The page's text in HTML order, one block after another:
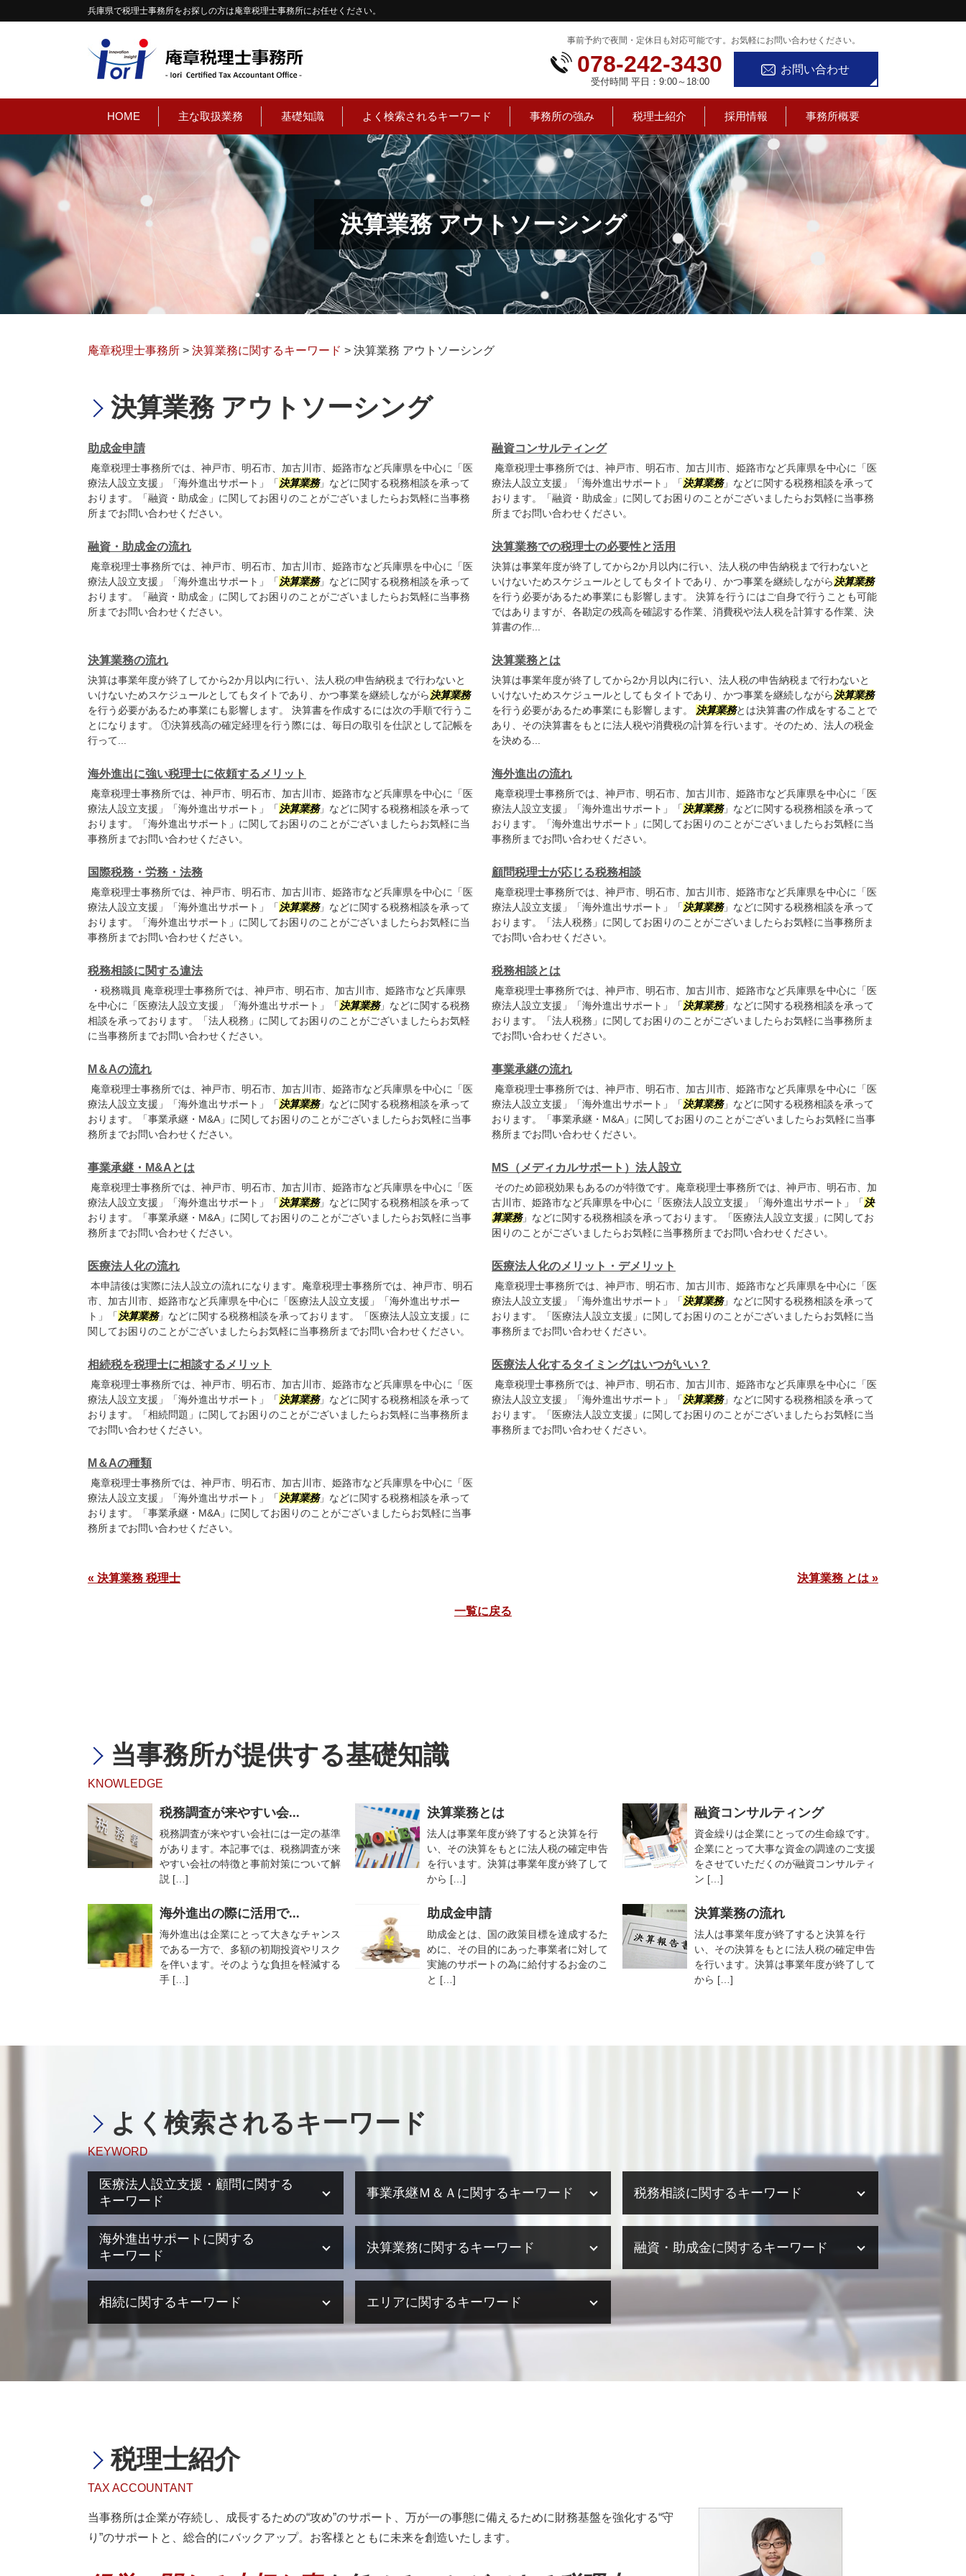
決算業務 アウトソーシング
兵庫県で税理士事務所をお探しの方は庵章税理士事務所にお任せください。
事前予約で夜間・定休日も対応可能です。お気軽にお問い合わせください。
078-242-3430
受付時間 平日：9:00～18:00
お問い合わせ
HOME 主な取扱業務 基礎知識 よく検索されるキーワード 事務所の強み 税理士紹介 採用情報 事務所概要
庵章税理士事務所 > 決算業務に関するキーワード > 決算業務 アウトソーシング
決算業務 アウトソーシング
助成金申請
庵章税理士事務所では、神戸市、明石市、加古川市、姫路市など兵庫県を中心に「医
療法人設立支援」「海外進出サポート」「 決算業務」などに関する税務相談を承って
おります。「融資・助成金」に関してお困りのことがございましたらお気軽に当事務
所までお問い合わせください。
融資コンサルティング
庵章税理士事務所では、神戸市、明石市、加古川市、姫路市など兵庫県を中心に「医
療法人設立支援」「海外進出サポート」「 決算業務」などに関する税務相談を承って
おります。「融資・助成金」に関してお困りのことがございましたらお気軽に当事務
所までお問い合わせください。
融資・助成金の流れ
庵章税理士事務所では、神戸市、明石市、加古川市、姫路市など兵庫県を中心に「医
療法人設立支援」「海外進出サポート」「 決算業務」などに関する税務相談を承って
おります。「融資・助成金」に関してお困りのことがございましたらお気軽に当事務
所までお問い合わせください。
決算業務での税理士の必要性と活用
決算は事業年度が終了してから2か月以内に行い、法人税の申告納税まで行わないと
いけないためスケジュールとしてもタイトであり、かつ事業を継続しながら 決算業務
を行う必要があるため事業にも影響します。 決算を行うにはご自身で行うことも可能
ではありますが、各勘定の残高を確認する作業、消費税や法人税を計算する作業、決
算書の作...
決算業務の流れ
決算は事業年度が終了してから2か月以内に行い、法人税の申告納税まで行わないと
いけないためスケジュールとしてもタイトであり、かつ事業を継続しながら 決算業務
を行う必要があるため事業にも影響します。 決算書を作成するには次の手順で行うこ
とになります。 ①決算残高の確定経理を行う際には、毎日の取引を仕訳として記帳を
行って...
決算業務とは
決算は事業年度が終了してから2か月以内に行い、法人税の申告納税まで行わないと
いけないためスケジュールとしてもタイトであり、かつ事業を継続しながら 決算業務
を行う必要があるため事業にも影響します。
決算業務とは決算書の作成をすることで
あり、その決算書をもとに法人税や消費税の計算を行います。そのため、法人の税金
を決める...
海外進出に強い税理士に依頼するメリット
庵章税理士事務所では、神戸市、明石市、加古川市、姫路市など兵庫県を中心に「医
療法人設立支援」「海外進出サポート」「 決算業務」などに関する税務相談を承って
おります。「海外進出サポート」に関してお困りのことがございましたらお気軽に当
事務所までお問い合わせください。
海外進出の流れ
庵章税理士事務所では、神戸市、明石市、加古川市、姫路市など兵庫県を中心に「医
療法人設立支援」「海外進出サポート」「 決算業務」などに関する税務相談を承って
おります。「海外進出サポート」に関してお困りのことがございましたらお気軽に当
事務所までお問い合わせください。
国際税務・労務・法務
庵章税理士事務所では、神戸市、明石市、加古川市、姫路市など兵庫県を中心に「医
療法人設立支援」「海外進出サポート」「 決算業務」などに関する税務相談を承って
おります。「海外進出サポート」に関してお困りのことがございましたらお気軽に当
事務所までお問い合わせください。
顧問税理士が応じる税務相談
庵章税理士事務所では、神戸市、明石市、加古川市、姫路市など兵庫県を中心に「医
療法人設立支援」「海外進出サポート」「 決算業務」などに関する税務相談を承って
おります。「法人税務」に関してお困りのことがございましたらお気軽に当事務所ま
でお問い合わせください。
税務相談に関する違法
・税務職員 庵章税理士事務所では、神戸市、明石市、加古川市、姫路市など兵庫県
を中心に「医療法人設立支援」「海外進出サポート」「 決算業務」などに関する税務
相談を承っております。「法人税務」に関してお困りのことがございましたらお気軽
に当事務所までお問い合わせください。
税務相談とは
庵章税理士事務所では、神戸市、明石市、加古川市、姫路市など兵庫県を中心に「医
療法人設立支援」「海外進出サポート」「 決算業務」などに関する税務相談を承って
おります。「法人税務」に関してお困りのことがございましたらお気軽に当事務所ま
でお問い合わせください。
M＆Aの流れ
庵章税理士事務所では、神戸市、明石市、加古川市、姫路市など兵庫県を中心に「医
療法人設立支援」「海外進出サポート」「 決算業務」などに関する税務相談を承って
おります。「事業承継・M&A」に関してお困りのことがございましたらお気軽に当事
務所までお問い合わせください。
事業承継の流れ
庵章税理士事務所では、神戸市、明石市、加古川市、姫路市など兵庫県を中心に「医
療法人設立支援」「海外進出サポート」「 決算業務」などに関する税務相談を承って
おります。「事業承継・M&A」に関してお困りのことがございましたらお気軽に当事
務所までお問い合わせください。
事業承継・M&Aとは
庵章税理士事務所では、神戸市、明石市、加古川市、姫路市など兵庫県を中心に「医
療法人設立支援」「海外進出サポート」「 決算業務」などに関する税務相談を承って
おります。「事業承継・M&A」に関してお困りのことがございましたらお気軽に当事
務所までお問い合わせください。
MS（メディカルサポート）法人設立
そのため節税効果もあるのが特徴です。庵章税理士事務所では、神戸市、明石市、加
古川市、姫路市など兵庫県を中心に「医療法人設立支援」「海外進出サポート」「 決
算業務」などに関する税務相談を承っております。「医療法人設立支援」に関してお
困りのことがございましたらお気軽に当事務所までお問い合わせください。
医療法人化の流れ
本申請後は実際に法人設立の流れになります。庵章税理士事務所では、神戸市、明石
市、加古川市、姫路市など兵庫県を中心に「医療法人設立支援」「海外進出サポー
ト」「 決算業務」などに関する税務相談を承っております。「医療法人設立支援」に
関してお困りのことがございましたらお気軽に当事務所までお問い合わせください。
医療法人化のメリット・デメリット
庵章税理士事務所では、神戸市、明石市、加古川市、姫路市など兵庫県を中心に「医
療法人設立支援」「海外進出サポート」「 決算業務」などに関する税務相談を承って
おります。「医療法人設立支援」に関してお困りのことがございましたらお気軽に当
事務所までお問い合わせください。
相続税を税理士に相談するメリット
庵章税理士事務所では、神戸市、明石市、加古川市、姫路市など兵庫県を中心に「医
療法人設立支援」「海外進出サポート」「 決算業務」などに関する税務相談を承って
おります。「相続問題」に関してお困りのことがございましたらお気軽に当事務所ま
でお問い合わせください。
医療法人化するタイミングはいつがいい？
庵章税理士事務所では、神戸市、明石市、加古川市、姫路市など兵庫県を中心に「医
療法人設立支援」「海外進出サポート」「 決算業務」などに関する税務相談を承って
おります。「医療法人設立支援」に関してお困りのことがございましたらお気軽に当
事務所までお問い合わせください。
M＆Aの種類
庵章税理士事務所では、神戸市、明石市、加古川市、姫路市など兵庫県を中心に「医
療法人設立支援」「海外進出サポート」「 決算業務」などに関する税務相談を承って
おります。「事業承継・M&A」に関してお困りのことがございましたらお気軽に当事
務所までお問い合わせください。
« 決算業務 税理士 決算業務 とは »
一覧に戻る
当事務所が提供する基礎知識
KNOWLEDGE
税務調査が来やすい会...
税務調査が来やすい会社には一定の基準
があります。本記事では、税務調査が来
やすい会社の特徴と事前対策について解
説 […]
決算業務とは
法人は事業年度が終了すると決算を行
い、その決算をもとに法人税の確定申告
を行います。決算は事業年度が終了して
から […]
融資コンサルティング
資金繰りは企業にとっての生命線です。
企業にとって大事な資金の調達のご支援
をさせていただくのが融資コンサルティ
ン […]
海外進出の際に活用で...
海外進出は企業にとって大きなチャンス
である一方で、多額の初期投資やリスク
を伴います。そのような負担を軽減する
手 […]
助成金申請
助成金とは、国の政策目標を達成するた
めに、その目的にあった事業者に対して
実施のサポートの為に給付するお金のこ
と […]
決算業務の流れ
法人は事業年度が終了すると決算を行
い、その決算をもとに法人税の確定申告
を行います。決算は事業年度が終了して
から […]
よく検索されるキーワード
KEYWORD
医療法人設立支援・顧問に関する
キーワード
医療法人設立 登録免許税
医療法人設立 流れ
医療法人設立
滋賀県 医療法人設立
医療法人設立 代行
医療法人 役員報酬
医療法人設立 節税
医療法人設立 方法
大阪市 医療法人設立
医療法人設立 メリット デメリット
医療法人化 失敗
医療法人設立 必要書類
事業承継Ｍ＆Ａに関するキーワード
事業承継税制 デメリット
事業譲渡 株式譲渡 違い
事業承継 意味
事業承継 個人
m&a 節税
m&a 相談
事業承継税制 相続時精算課税 デメリッ
税務相談に関するキーワード
税務相談 相場
税務相談 源泉徴収
税務相談 起業
税務相談 予約
税務相談 事務所
海外進出サポートに関する
キーワード
海外進出 補助金
海外進出 意味
企業 海外進出 税金
海外進出 アメリカ
海外進出 税務リスク
海外進出 計画書
海外進出 メリット デメリット
海外進出 企業
海外進出 中小企業
海外進出 アジア
決算業務に関するキーワード
決算業務 時期
決算業務 スケジュール
決算業務 効率化
融資・助成金に関するキーワード
助成金 課税
助成金 税
助成金 個人事業主 開業
相続に関するキーワード
相続税 確定申告
相続税 節税 生前
相続税 累進課税
相続税 脱税 時効
相続税 遺言
相続税 税理士
相続税 相談
エリアに関するキーワード
融資・助成金 奈良県
事業承継・M&A 京都府
融資・助成金 和歌山県
税理士紹介
TAX ACCOUNTANT
当事務所は企業が存続し、成長するための“攻め”のサポート、万が一の事態に備えるために財務基盤を強化する“守
り”のサポートと、総合的にバックアップ。お客様とともに未来を創造いたします。